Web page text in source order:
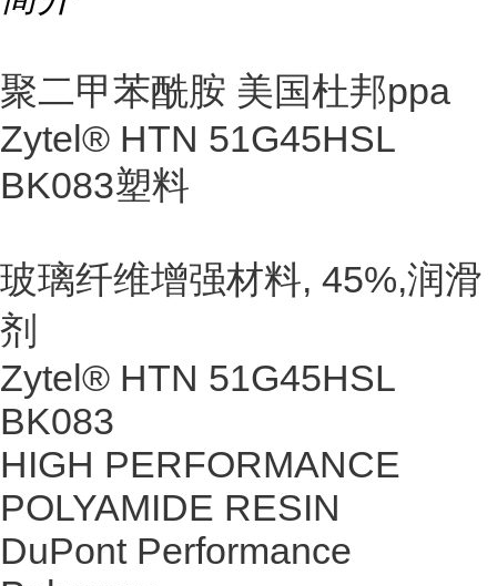
聚二甲苯酰胺 美国杜邦ppa
Zytel® HTN 51G45HSL
BK083塑料
玻璃纤维增强材料, 45%,润滑
剂
Zytel® HTN 51G45HSL
BK083
HIGH PERFORMANCE
POLYAMIDE RESIN
DuPont Performance